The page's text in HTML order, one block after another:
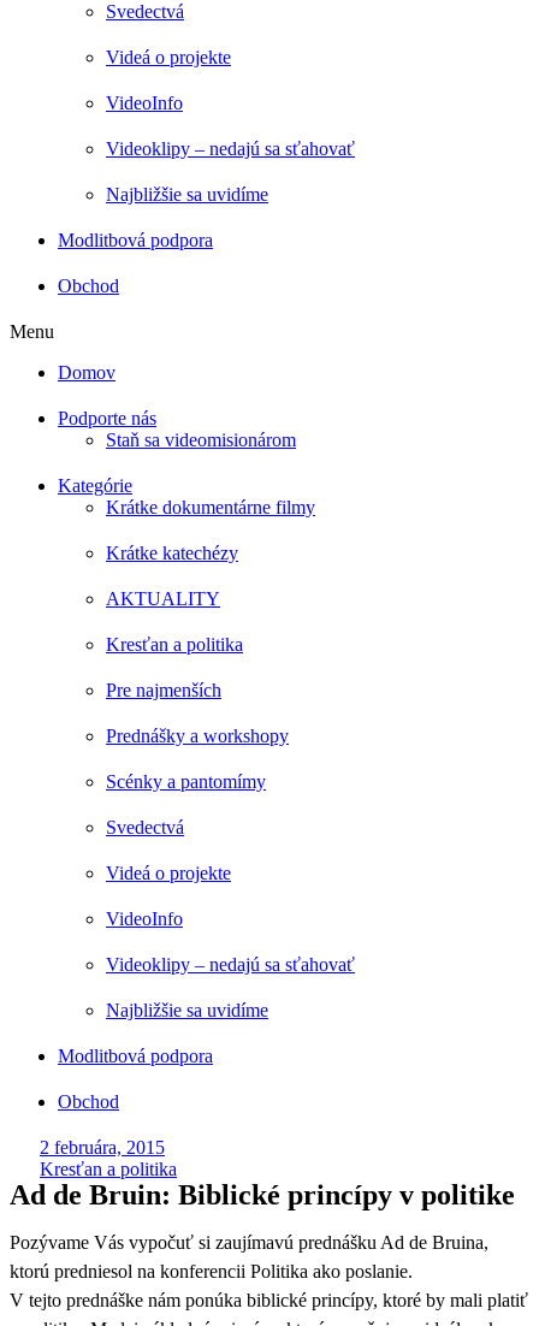
Svedectvá
Videá o projekte
VideoInfo
Videoklipy – nedajú sa sťahovať
Najbližšie sa uvidíme
Modlitbová podpora
Obchod
Menu
Domov
Podporte nás
Staň sa videomisionárom
Kategórie
Krátke dokumentárne filmy
Krátke katechézy
AKTUALITY
Kresťan a politika
Pre najmenších
Prednášky a workshopy
Scénky a pantomímy
Svedectvá
Videá o projekte
VideoInfo
Videoklipy – nedajú sa sťahovať
Najbližšie sa uvidíme
Modlitbová podpora
Obchod
2 februára, 2015
Kresťan a politika
Ad de Bruin: Biblické princípy v politike
Pozývame Vás vypočuť si zaujímavú prednášku Ad de Bruina,
ktorú predniesol na konferencii Politika ako poslanie.
V tejto prednáške nám ponúka biblické princípy, ktoré by mali platiť